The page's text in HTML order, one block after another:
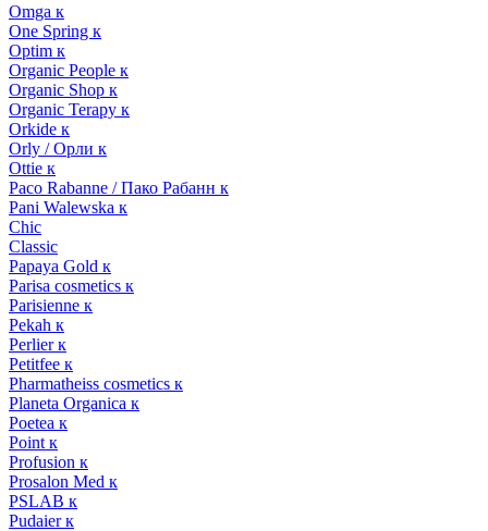
Omga к
One Spring к
Optim к
Organic People к
Organic Shop к
Organic Terapy к
Orkide к
Orly / Орли к
Ottie к
Paco Rabanne / Пако Рабанн к
Pani Walewska к
Chic
Classic
Papaya Gold к
Parisa cosmetics к
Parisienne к
Pekah к
Perlier к
Petitfee к
Pharmatheiss cosmetics к
Planeta Organica к
Poetea к
Point к
Profusion к
Prosalon Med к
PSLAB к
Pudaier к